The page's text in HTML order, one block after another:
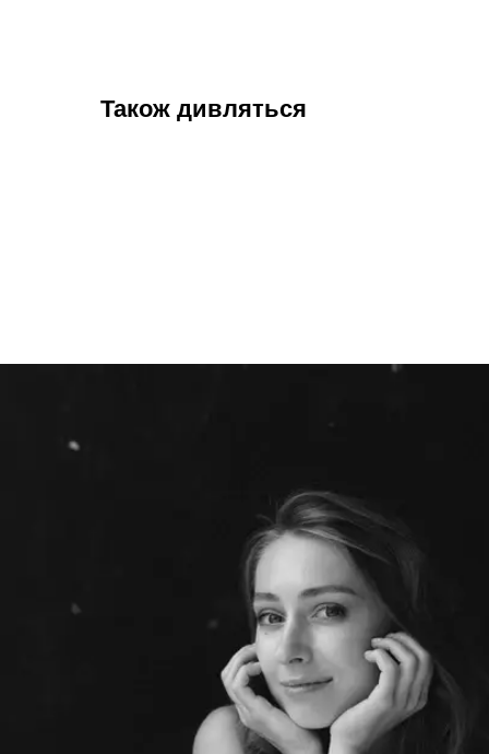
Також дивляться